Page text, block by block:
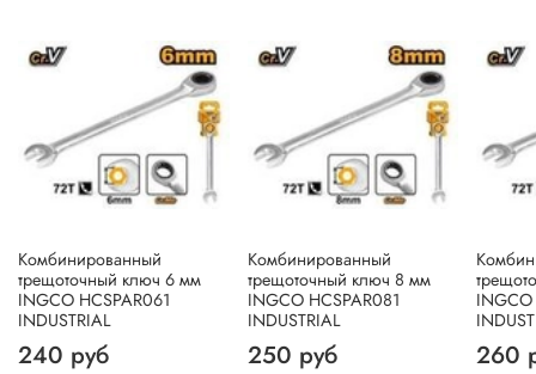
Комбинированный
трещоточный ключ 6 мм
INGCO HCSPAR061
INDUSTRIAL
240 руб
Комбинированный
трещоточный ключ 8 мм
INGCO HCSPAR081
INDUSTRIAL
250 руб
INGCO
260